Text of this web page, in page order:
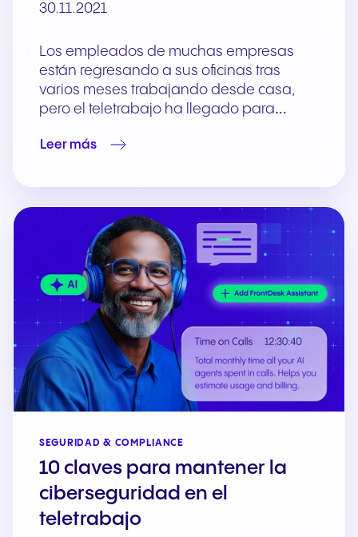
30.11.2021
Los empleados de muchas empresas
están regresando a sus oficinas tras
varios meses trabajando desde casa,
pero el teletrabajo ha llegado para…
Leer más
SEGURIDAD & COMPLIANCE
10 claves para mantener la
ciberseguridad en el
teletrabajo